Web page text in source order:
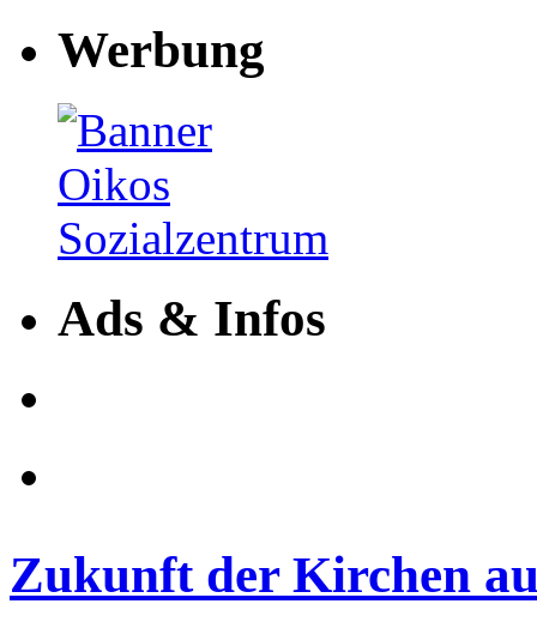
Werbung
Ads & Infos
Zukunft der Kirchen